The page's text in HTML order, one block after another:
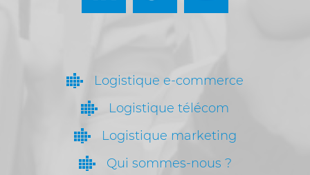
Logistique e-commerce
Logistique télécom
Logistique marketing
Qui sommes-nous ?